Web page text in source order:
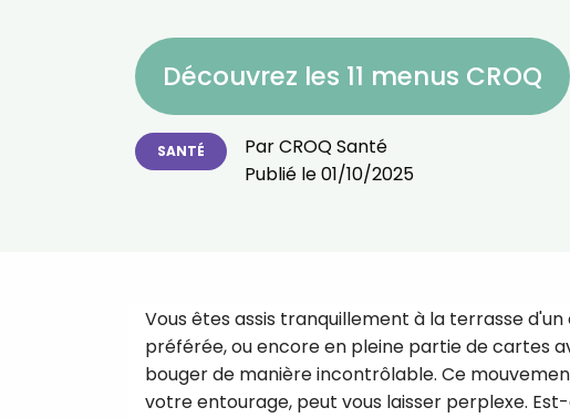
Découvrez les 11 menus CROQ
SANTÉ ParCROQ Santé
Publié le01/10/2025
Vous êtes assis tranquillement à la terrasse
préférée, ou encore en pleine partie de cartes
bouger de manière incontrôlable. Ce
votre entourage, peut vous laisser perplexe.